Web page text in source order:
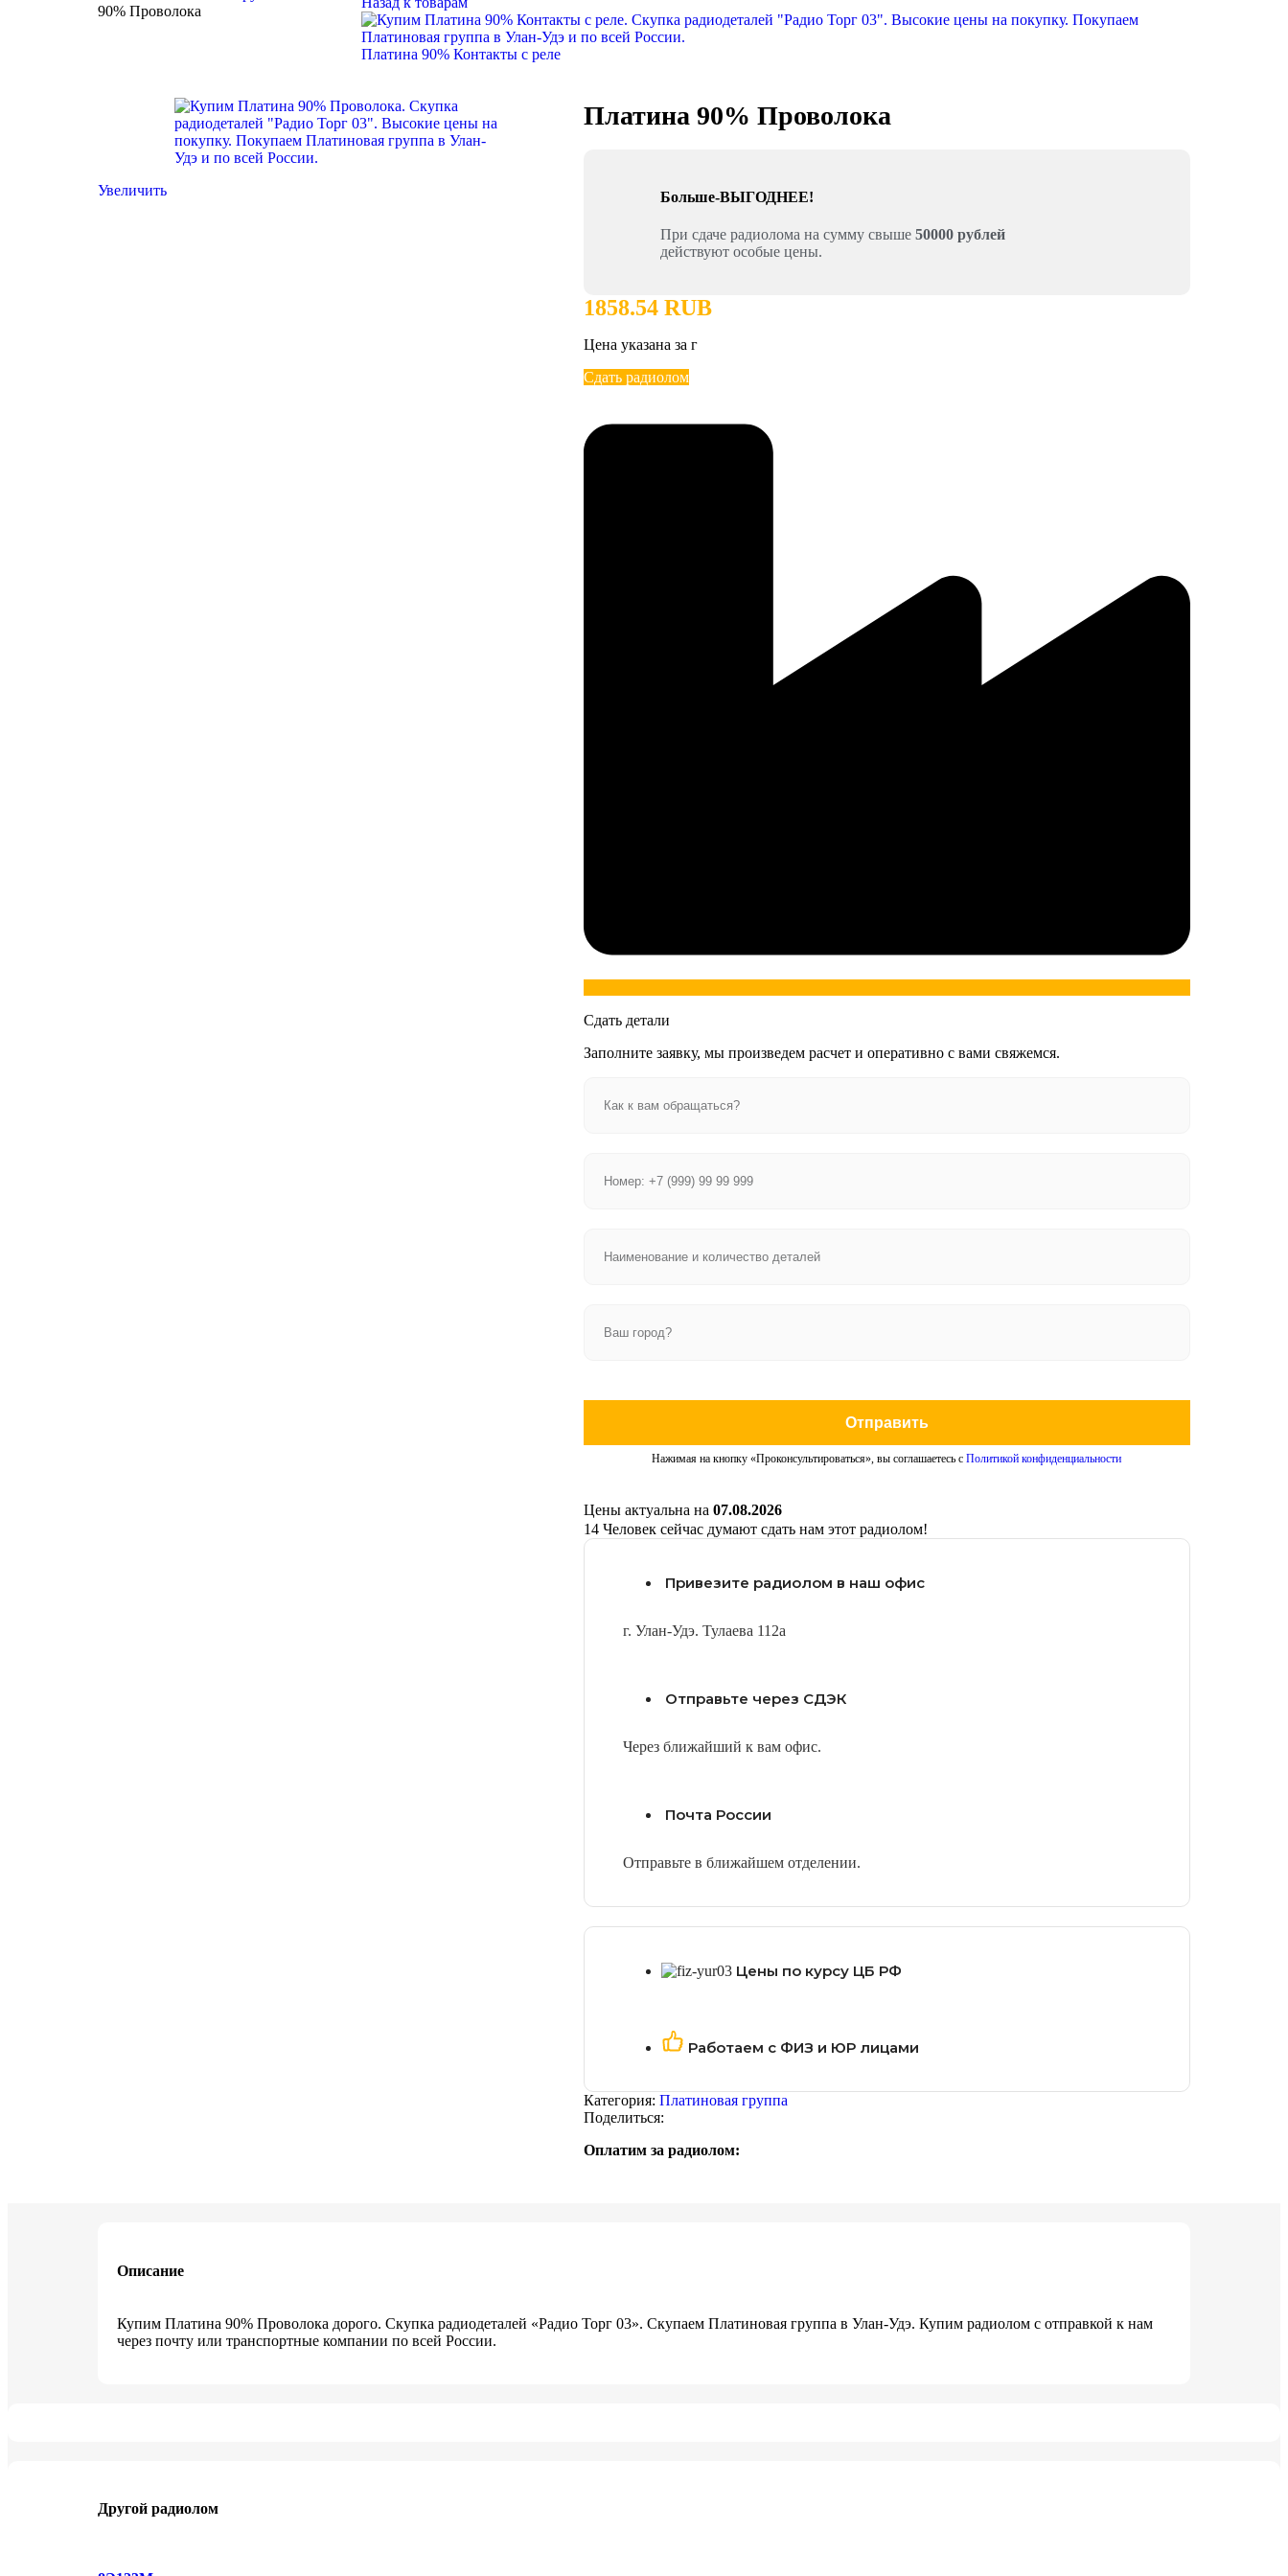
90% Проволока
Платина 90% Контакты с реле
Увеличить
Платина 90% Проволока
Больше-ВЫГОДНЕЕ!
При сдаче радиолома на сумму свыше 50000 рублей
действуют особые цены.
1858.54 RUB
Цена указана за г
Сдать радиолом
Сдать детали
Заполните заявку, мы произведем расчет и оперативно с вами свяжемся.
Отправить
Нажимая на кнопку «Проконсультироваться», вы соглашаетесь сПолитикой конфиденциальности
Цены актуальна на 07.08.2026
14 Человек сейчас думают сдать нам этот радиолом!
Привезите радиолом в наш офис
г. Улан-Удэ. Тулаева 112а
Отправьте через СДЭК
Через ближайший к вам офис.
Почта России
Отправьте в ближайшем отделении.
Цены по курсу ЦБ РФ
Работаем с ФИЗ и ЮР лицами
Категория: Платиновая группа
Поделиться:
Оплатим за радиолом:
Описание
Купим Платина 90% Проволока дорого. Скупка радиодеталей «Радио Торг 03». Скупаем Платиновая группа в Улан-Удэ. Купим радиолом с отправкой к нам
через почту или транспортные компании по всей России.
Другой радиолом